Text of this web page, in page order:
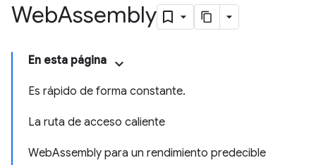
WebAssembly
En esta página
Es rápido de forma constante.
La ruta de acceso caliente
WebAssembly para un rendimiento predecible